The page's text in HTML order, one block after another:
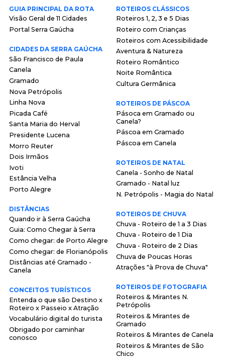
GUIA PRINCIPAL DA ROTA
Visão Geral de 11 Cidades
Portal Serra Gaúcha
CIDADES DA SERRA GAÚCHA
São Francisco de Paula
Canela
Gramado
Nova Petrópolis
Linha Nova
Picada Café
Santa Maria do Herval
Presidente Lucena
Morro Reuter
Dois Irmãos
Ivoti
Estância Velha
Porto Alegre
DISTÂNCIAS
Quando ir à Serra Gaúcha
Guia: Como Chegar à Serra
Como chegar: de Porto Alegre
Como chegar: de Florianópolis
Distâncias até Gramado -
Canela
CONCEITOS TURÍSTICOS
Entenda o que são Destino x
Roteiro x Passeio x Atração
Vocabulário digital do turista
Obrigado por caminhar
conosco
ROTEIROS CLÁSSICOS
Roteiros 1, 2, 3 e 5 Dias
Roteiro com Crianças
Roteiros com Acessibilidade
Aventura & Natureza
Roteiro Romântico
Noite Romântica
Cultura Germânica
ROTEIROS DE PÁSCOA
Pásoca em Gramado ou
Canela?
Páscoa em Gramado
Páscoa em Canela
ROTEIROS DE NATAL
Canela - Sonho de Natal
Gramado - Natal luz
N. Petrópolis - Magia do Natal
ROTEIROS DE CHUVA
Chuva - Roteiro de 1 a 3 Dias
Chuva - Roteiro de 1 Dia
Chuva - Roteiro de 2 Dias
Chuva de Poucas Horas
Atrações "à Prova de Chuva"
ROTEIROS DE FOTOGRAFIA
Roteiros & Mirantes N.
Petrópolis
Roteiros & Mirantes de
Gramado
Roteiros & Mirantes de Canela
Roteiros & Mirantes de São
Chico